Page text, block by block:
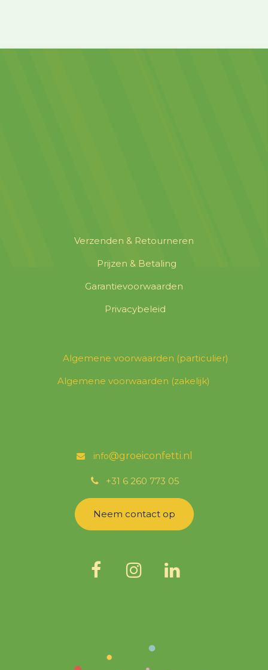
info@groeiconfetti.nl
+31 6 260 773 05
Neem contact op
Verzenden & Retourneren
Prijzen & Betaling
Garantievoorwaarden
Privacybeleid
Algemene voorwaarden (particulier)
Algemene voorwaarden (zakelijk)